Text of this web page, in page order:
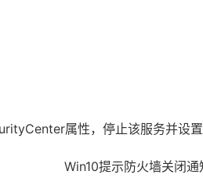
属性，停止该服务并设置